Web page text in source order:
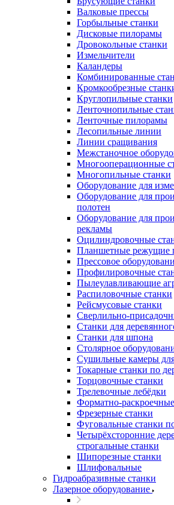
Валковые прессы
Горбыльные станки
Дисковые пилорамы
Дровокольные станки
Измельчители
Каландеры
Комбинированные
Кромкообрезные
Круглопильные станки
Ленточнопильные
Ленточные пилорамы
Лесопильные линии
Линии сращивания
Межстаночное
Многооперационные
Многопильные станки
Оборудование для
Оборудование для
полотен
Оборудование для
рекламы
Оцилиндровочные
Планшетные режущие
Прессовое
Профилировочные
Пылеулавливающие
Распиловочные станки
Рейсмусовые станки
Сверлильно-
Станки для
Станки для шпона
Столярное
Сушильные камеры
Токарные станки по
Торцовочные станки
Трелевочные лебёдки
Форматно-
Фрезерные станки
Фуговальные станки
Четырёхсторонние
строгальные станки
Шипорезные станки
Шлифовальные
Гидроабразивные станки
Лазерное оборудование